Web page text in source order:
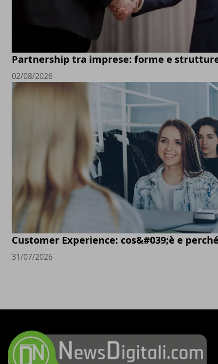
Partnership tra imprese: forme e
02/08/2026
Customer Experience: cos&#039;è e
31/07/2026